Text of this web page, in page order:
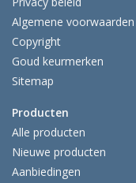
Algemene voorwaarden
Copyright
Goud keurmerken
Sitemap
Producten
Alle producten
Nieuwe producten
Aanbiedingen